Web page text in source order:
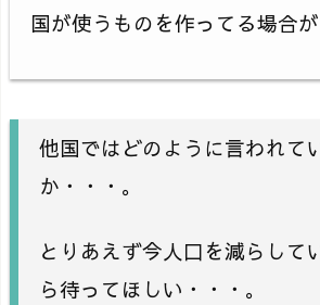
国が使うものを作ってる場合が
他国ではどのように言われて
か・・・。
とりあえず今人口を減らして
ら待ってほしい・・・。